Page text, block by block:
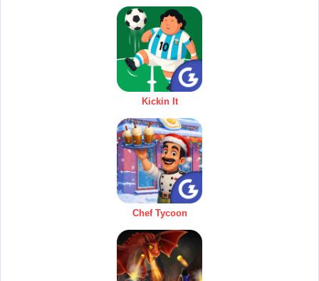
Kickin It
Chef Tycoon